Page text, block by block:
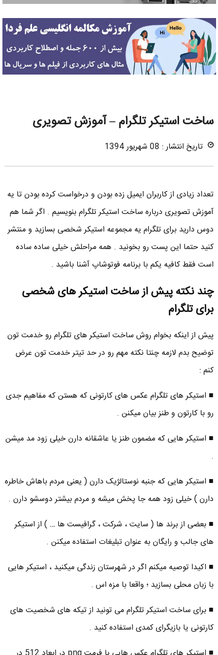
ساخت استیکر تلگرام – آموزش تصویری
تاریخ انتشار : 08 شهریور 1394
تعداد زیادی از کاربران ایمیل زده بودن و درخواست کرده بودن تا یه
آموزش تصویری درباره ساخت استیکر تلگرام بنویسیم . اگر شما هم
دوس دارید برای تلگرام یه مجموعه استیکر شخصی بسازید و منتشر
کنید حتما این پست رو بخونید . همه مراحلش خیلی ساده ساده
است فقط کافیه یکم با برنامه فوتوشاپ آشنا باشید .
چند نکته پیش از ساخت استیکر های شخصی
برای تلگرام
پیش از اینکه بخوام روش ساخت استیکر های تلگرام رو خدمت تون
توضیح بدم لازمه چنتا نکته مهم رو در حد تیتر خدمت تون عرض
کنم :
■ استیکر های تلگرام عکس های کارتونی که هستن که مفاهیم جدی
رو با کارتون و طنز بیان میکنن .
■ استیکر هایی که مضمون طنز یا عاشقانه دارن خیلی زود مد میشن
.
■ استیکر هایی که جنبه نوستالژیک دارن ( یعنی مردم باهاش خاطره
دارن ) خیلی زود همه جا پخش میشه و مردم بیشتر دوسشو دارن .
■ بعضی از برند ها ( سایت ، شرکت ، گرافیست ها … ) از استیکر
های جالب و رایگان به عنوان تبلیغات استفاده میکنن .
■ اکیدا توصیه میکنم اگر در شهرستان زندگی میکنید ، استیکر هایی
با زبان محلی بسازید ؛ واقعا با مزه اس .
■ برای ساخت استیکر تلگرام می تونید از تیکه های شخصیت های
کارتونی یا بازیگرای کمدی استفاده کنید .